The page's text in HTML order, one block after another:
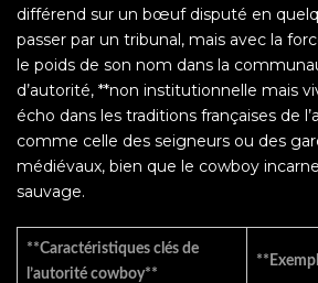
différend sur un bœuf disputé en
passer par un tribunal, mais avec la
le poids de son nom dans la
d’autorité, **non institutionnelle mais
écho dans les traditions françaises de
comme celle des seigneurs ou des
médiévaux, bien que le cowboy
sauvage.
**Caractéristiques clés de
l’autorité cowboy**